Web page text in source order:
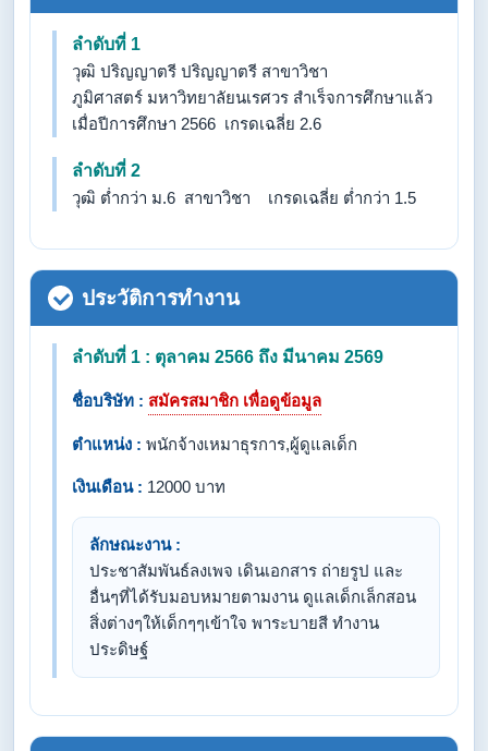
ลำดับที่ 1
วุฒิ ปริญญาตรี ปริญญาตรี สาขาวิชา
ภูมิศาสตร์ มหาวิทยาลัยนเรศวร สำเร็จการศึกษาแล้ว
เมื่อปีการศึกษา 2566 เกรดเฉลี่ย 2.6
ลำดับที่ 2
วุฒิ ต่ำกว่า ม.6 สาขาวิชา เกรดเฉลี่ย ต่ำกว่า 1.5
ประวัติการทำงาน
ลำดับที่ 1 : ตุลาคม 2566 ถึง มีนาคม 2569
ชื่อบริษัท : สมัครสมาชิก เพื่อดูข้อมูล
ตำแหน่ง : พนักจ้างเหมาธุรการ,ผู้ดูแลเด็ก
เงินเดือน : 12000 บาท
ลักษณะงาน :
ประชาสัมพันธ์ลงเพจ เดินเอกสาร ถ่ายรูป และ
อื่นๆที่ได้รับมอบหมายตามงาน ดูแลเด็กเล็กสอน
สิ่งต่างๆให้เด็กๆๆเข้าใจ พาระบายสี ทำงาน
ประดิษฐ์